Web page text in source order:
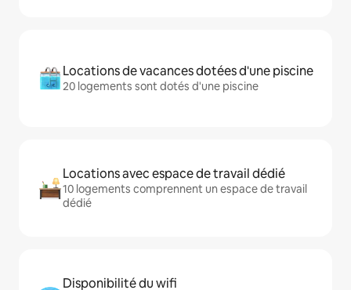
Locations de vacances dotées d'une piscine
20 logements sont dotés d'une piscine
Locations avec espace de travail dédié
10 logements comprennent un espace de travail
dédié
Disponibilité du wifi